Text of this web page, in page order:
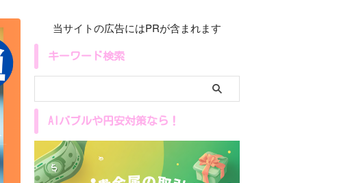
当サイトの広告にはPRが含まれます
キーワード検索
AIバブルや円安対策なら！